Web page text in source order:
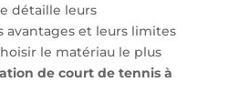
détaille leurs
avantages et leurs limites
le matériau le plus
de court de tennis à